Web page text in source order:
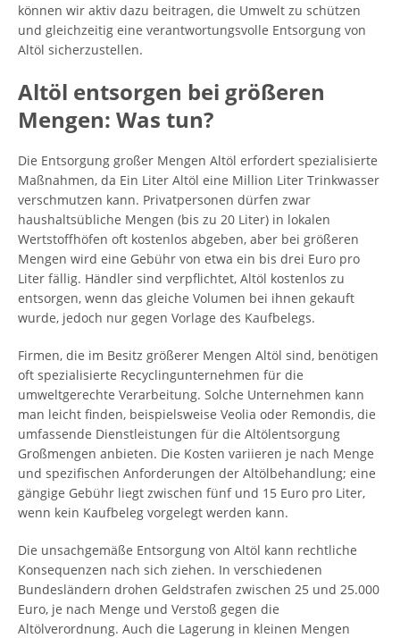
können wir aktiv dazu beitragen, die Umwelt zu schützen
und gleichzeitig eine verantwortungsvolle Entsorgung von
Altöl sicherzustellen.
Altöl entsorgen bei größeren
Mengen: Was tun?
Die Entsorgung großer Mengen Altöl erfordert spezialisierte
Maßnahmen, da Ein Liter Altöl eine Million Liter Trinkwasser
verschmutzen kann. Privatpersonen dürfen zwar
haushaltsübliche Mengen (bis zu 20 Liter) in lokalen
Wertstoffhöfen oft kostenlos abgeben, aber bei größeren
Mengen wird eine Gebühr von etwa ein bis drei Euro pro
Liter fällig. Händler sind verpflichtet, Altöl kostenlos zu
entsorgen, wenn das gleiche Volumen bei ihnen gekauft
wurde, jedoch nur gegen Vorlage des Kaufbelegs.
Firmen, die im Besitz größerer Mengen Altöl sind, benötigen
oft spezialisierte Recyclingunternehmen für die
umweltgerechte Verarbeitung. Solche Unternehmen kann
man leicht finden, beispielsweise Veolia oder Remondis, die
umfassende Dienstleistungen für die Altölentsorgung
Großmengen anbieten. Die Kosten variieren je nach Menge
und spezifischen Anforderungen der Altölbehandlung; eine
gängige Gebühr liegt zwischen fünf und 15 Euro pro Liter,
wenn kein Kaufbeleg vorgelegt werden kann.
Die unsachgemäße Entsorgung von Altöl kann rechtliche
Konsequenzen nach sich ziehen. In verschiedenen
Bundesländern drohen Geldstrafen zwischen 25 und 25.000
Euro, je nach Menge und Verstoß gegen die
Altölverordnung. Auch die Lagerung in kleinen Mengen